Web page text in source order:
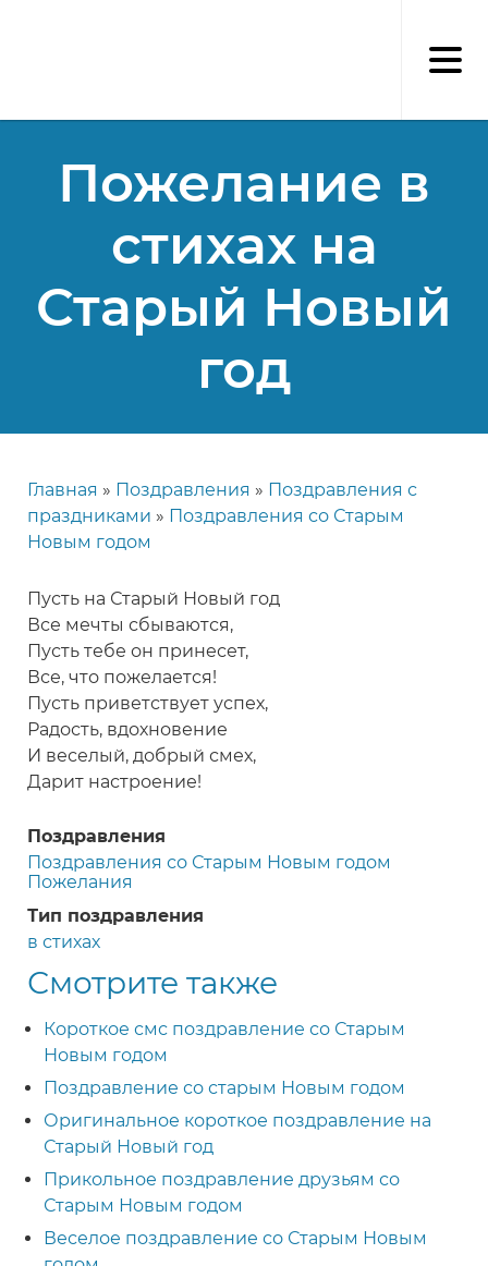
Пожелание в
стихах на
Старый Новый
год
Строка
навигации
Главная Поздравления
Поздравления с
праздниками
Поздравления со Старым
Новым годом
Пусть на Старый Новый год
Все мечты сбываются,
Пусть тебе он принесет,
Все, что пожелается!
Пусть приветствует успех,
Радость, вдохновение
И веселый, добрый смех,
Дарит настроение!
Поздравления
Поздравления со Старым Новым годом
Пожелания
Тип поздравления
в стихах
Смотрите также
Короткое смс поздравление со Старым
Новым годом
Поздравление со старым Новым годом
Оригинальное короткое поздравление на
Старый Новый год
Прикольное поздравление друзьям со
Старым Новым годом
Веселое поздравление со Старым Новым